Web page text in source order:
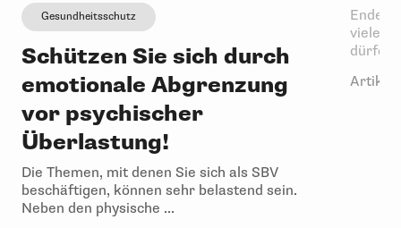
Gesundheitsschutz
Schützen Sie sich durch
emotionale Abgrenzung
vor psychischer
Überlastung!
Die Themen, mit denen Sie sich als SBV
beschäftigen, können sehr belastend sein.
Neben den physische ...
Ende
vielen
dürfen
Artikel